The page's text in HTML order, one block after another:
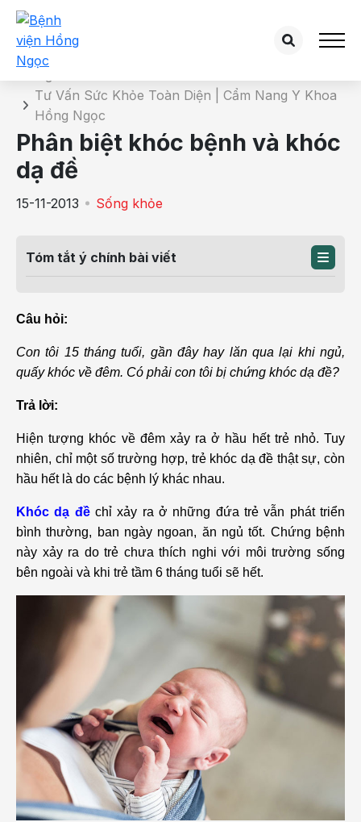
Chi tiết bài tư vấn
Tư Vấn Sức Khỏe Toàn Diện | Cẩm Nang Y Khoa
Hồng Ngọc
Phân biệt khóc bệnh và khóc
dạ đề
15-11-2013 Sống khỏe
Tóm tắt ý chính bài viết
Câu hỏi:
Con tôi 15 tháng tuổi, gần đây hay lăn qua lại khi ngủ,
quấy khóc về đêm. Có phải con tôi bị chứng khóc dạ đề?
Trả lời:
Hiện tượng khóc về đêm xảy ra ở hầu hết trẻ nhỏ. Tuy
nhiên, chỉ một số trường hợp, trẻ khóc dạ đề thật sự, còn
hầu hết là do các bệnh lý khác nhau.
Khóc dạ đềchỉ xảy ra ở những đứa trẻ vẫn phát triển
bình thường, ban ngày ngoan, ăn ngủ tốt. Chứng bệnh
này xảy ra do trẻ chưa thích nghi với môi trường sống
bên ngoài và khi trẻ tầm 6 tháng tuổi sẽ hết.